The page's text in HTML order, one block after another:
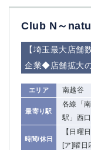
Club N～
【埼玉最大店舗
企業◆店舗拡大
エリア 南越谷
最寄り駅
各線「
駅」西
時間/休日
【日曜
[ア]曜